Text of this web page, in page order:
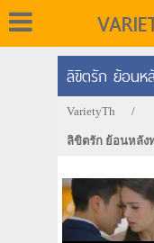
ลิขิตรัก ย้อนห
VarietyTh /
ลิขิตรัก ย้อนหลัง